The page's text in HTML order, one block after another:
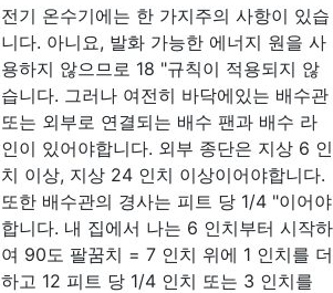
전기 온수기에는 한 가지주의 사항이 있습
니다. 아니요, 발화 가능한 에너지 원을 사
용하지 않으므로 18 "규칙이 적용되지 않
습니다. 그러나 여전히 바닥에있는 배수관
또는 외부로 연결되는 배수 팬과 배수 라
인이 있어야합니다. 외부 종단은 지상 6 인
치 이상, 지상 24 인치 이상이어야합니다.
또한 배수관의 경사는 피트 당 1/4 "이어야
합니다. 내 집에서 나는 6 인치부터 시작하
여 90도 팔꿈치 = 7 인치 위에 1 인치를 더
하고 12 피트 당 1/4 인치 또는 3 인치를